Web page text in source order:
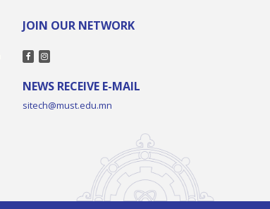
JOIN OUR NETWORK
NEWS RECEIVE E-MAIL
sitech@must.edu.mn